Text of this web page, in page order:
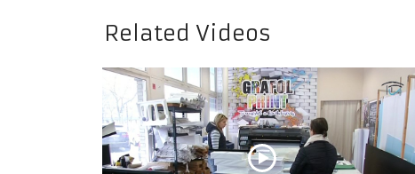
Related Videos